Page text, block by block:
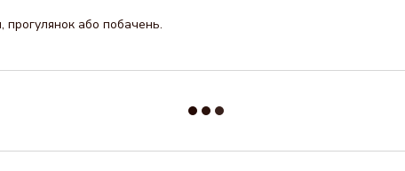
прогулянок або побачень.